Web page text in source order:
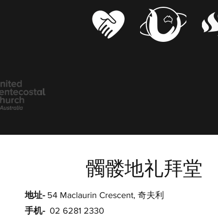
髑髅地礼拜堂
地址- 54 Maclaurin Crescent, 奇夫利
手机- 02 6281 2330